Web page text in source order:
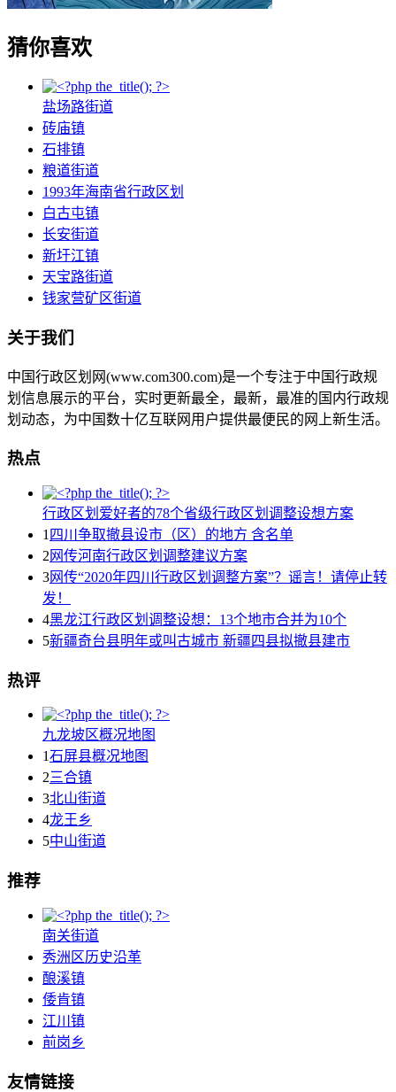
猜你喜欢
盐场路街道
砖庙镇
石排镇
粮道街道
1993年海南省行政区划
白古屯镇
长安街道
新圩江镇
天宝路街道
钱家营矿区街道
关于我们
中国行政区划网(www.com300.com)是一个专注于中国行政规
划信息展示的平台，实时更新最全，最新，最准的国内行政规
划动态，为中国数十亿互联网用户提供最便民的网上新生活。
热点
行政区划爱好者的78个省级行政区划调整设想方案
1 四川争取撤县设市（区）的地方 含名单
2 网传河南行政区划调整建议方案
3网传“2020年四川行政区划调整方案”？谣言！请停止转
发！
4黑龙江行政区划调整设想：13个地市合并为10个
5新疆奇台县明年或叫古城市 新疆四县拟撤县建市
热评
九龙坡区概况地图
1石屏县概况地图
2三合镇
3北山街道
4龙王乡
5中山街道
推荐
南关街道
秀洲区历史沿革
酿溪镇
倭肯镇
江川镇
前岗乡
友情链接